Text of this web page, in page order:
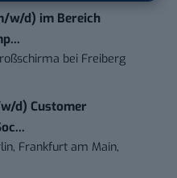
w/d) im Bereich
bei Freiberg
d) Customer
Frankfurt am Main,